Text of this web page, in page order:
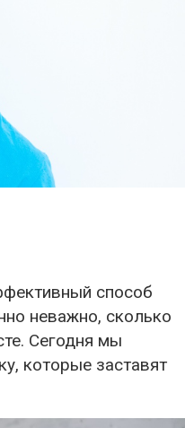
способ
неважно, сколько
Сегодня мы
которые заставят